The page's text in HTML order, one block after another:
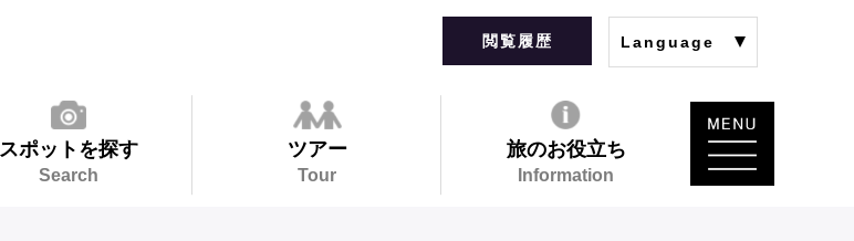
閲覧履歴 Language
スポットを探す
Search
ツアー
Tour
旅のお役立ち
Information